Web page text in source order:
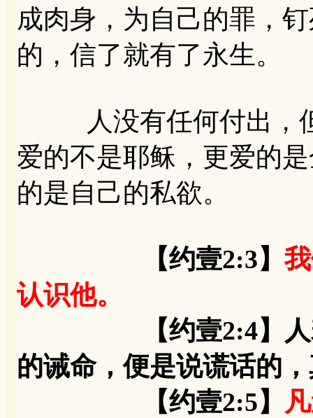
成肉身，为自己的罪，
的，信了就有了永生。
人没有任何付出，但
爱的不是耶稣，更爱的
的是自己的私欲。
【约壹2:3】
认识他。
【约壹2:4】人若说
的诫命，便是说谎话的
【约壹2:5】